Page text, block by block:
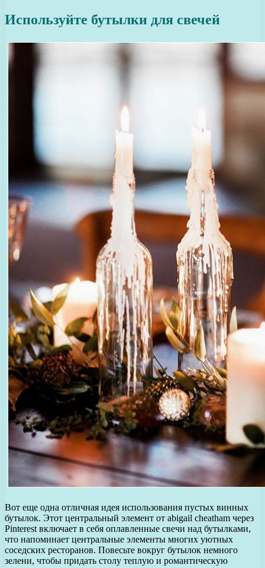
Используйте бутылки для свечей
Вот еще одна отличная идея использования пустых винных
бутылок. Этот центральный элемент от abigail cheatham через
Pinterest включает в себя оплавленные свечи над бутылками,
что напоминает центральные элементы многих уютных
соседских ресторанов. Повесьте вокруг бутылок немного
зелени, чтобы придать столу теплую и романтическую